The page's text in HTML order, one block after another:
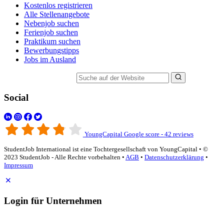
Kostenlos registrieren
Alle Stellenangebote
Nebenjob suchen
Ferienjob suchen
Praktikum suchen
Bewerbungstipps
Jobs im Ausland
Social
YoungCapital Google score - 42 reviews
StudentJob International ist eine Tochtergesellschaft von YoungCapital • ©
2023 StudentJob - Alle Rechte vorbehalten • AGB • Datenschutzerklärung •
Impressum
Login für Unternehmen